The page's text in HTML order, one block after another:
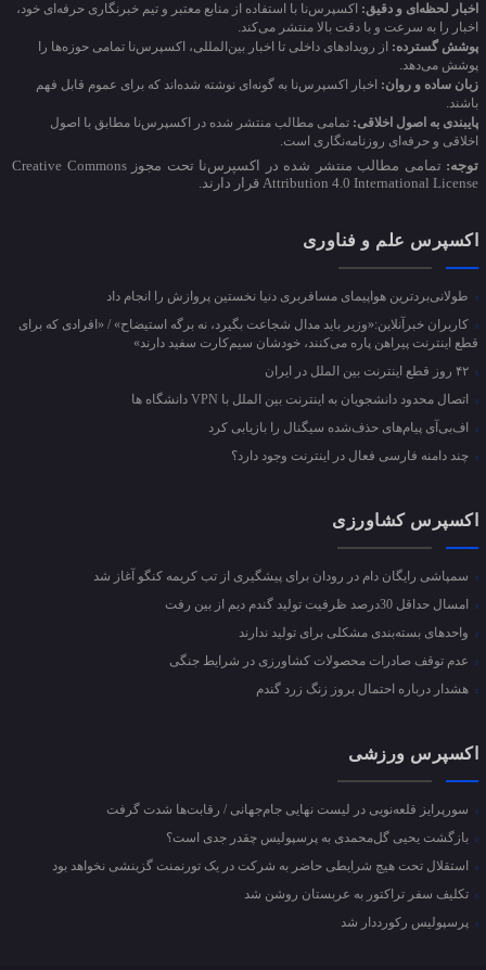
اخبار لحظه‌ای و دقیق: اکسپرس‌نا با استفاده از منابع معتبر و تیم خبرنگاری حرفه‌ای خود،
اخبار را به سرعت و با دقت بالا منتشر می‌کند.
پوشش گسترده: از رویدادهای داخلی تا اخبار بین‌المللی، اکسپرس‌نا تمامی حوزه‌ها را
پوشش می‌دهد.
زبان ساده و روان: اخبار اکسپرس‌نا به گونه‌ای نوشته شده‌اند که برای عموم قابل فهم
باشند.
پایبندی به اصول اخلاقی: تمامی مطالب منتشر شده در اکسپرس‌نا مطابق با اصول
اخلاقی و حرفه‌ای روزنامه‌نگاری است.
توجه:
تمامی مطالب منتشر شده در اکسپرس‌نا تحت مجوز Creative Commons
Attribution 4.0 International License قرار دارند.
اکسپرس علم و فناوری
طولانی‌بردترین هواپیمای مسافربری دنیا نخستین پروازش را انجام داد
کاربران خبرآنلاین:«وزیر باید مدال شجاعت بگیرد، نه برگه استیضاح» / «افرادی که برای
قطع اینترنت پیراهن پاره می‌کنند، خودشان سیم‌کارت سفید دارند»
اتصال محدود دانشجویان به اینترنت بین الملل با VPN دانشگاه ها
اف‌بی‌آی پیام‌های حذف‌شده سیگنال را بازیابی کرد
چند دامنه فارسی فعال در اینترنت وجود دارد؟
اکسپرس کشاورزی
سمپاشی رایگان دام در رودان برای پیشگیری از تب کریمه کنگو آغاز شد
امسال حداقل 30درصد ظرفیت تولید گندم دیم از بین رفت
واحد‌های بسته‌بندی مشکلی برای تولید ندارند
عدم توقف صادرات محصولات کشاورزی در شرایط جنگی
هشدار درباره احتمال بروز زنگ زرد گندم
اکسپرس ورزشی
سورپرایز قلعه‌نویی در لیست نهایی جام‌جهانی / رقابت‌ها شدت گرفت
بازگشت یحیی گل‌محمدی به پرسپولیس چقدر جدی است؟
استقلال تحت هیچ شرایطی حاضر به شرکت در یک تورنمنت گزینشی نخواهد بود
تکلیف سفر تراکتور به عربستان روشن شد
پرسپولیس رکورددار شد